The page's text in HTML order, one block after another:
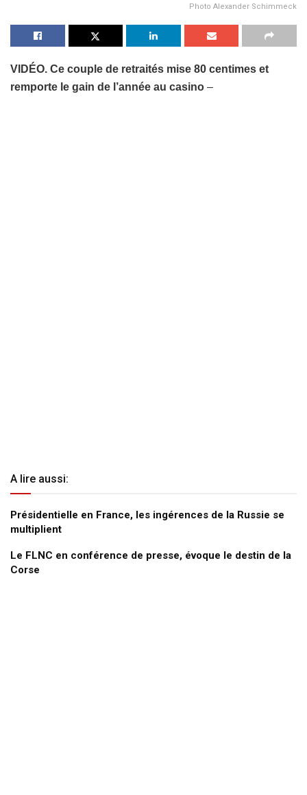
Photo Alexander Schimmeck
VIDÉO. Ce couple de retraités mise 80 centimes et
remporte le gain de l’année au casino –
A lire aussi:
Présidentielle en France, les ingérences de la Russie se
multiplient
Le FLNC en conférence de presse, évoque le destin de la
Corse